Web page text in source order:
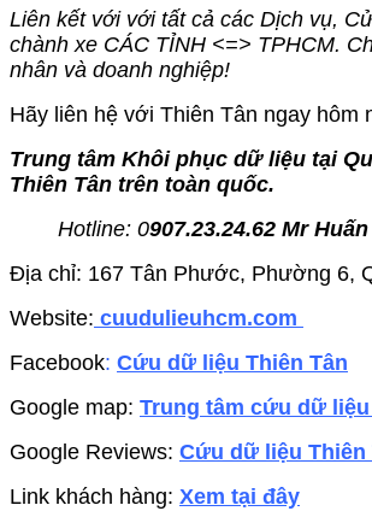
Liên kết với với tất cả các Dịch vụ,
chành xe CÁC TỈNH <=> TPHCM.
nhân và doanh nghiệp!
Hãy liên hệ với Thiên Tân ngay
Trung tâm Khôi phục dữ liệu tại
Thiên Tân trên toàn quốc.
Hotline: 0907.23.24.62 Mr
Địa chỉ: 167 Tân Phước, Phường 6,
Website: cuudulieuhcm.com
Facebook: Cứu dữ liệu Thiên Tân
Google map: Trung tâm cứu dữ liệu
Google Reviews: Cứu dữ liệu Thiên
Link khách hàng: Xem tại đây